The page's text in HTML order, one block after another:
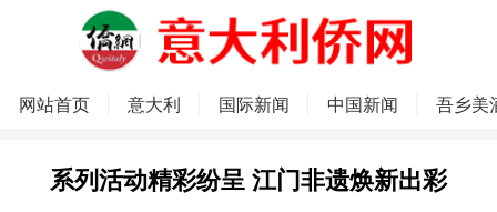
网站首页 意大利 国际新闻 中国新闻 吾乡美
系列活动精彩纷呈 江门非遗焕新出彩